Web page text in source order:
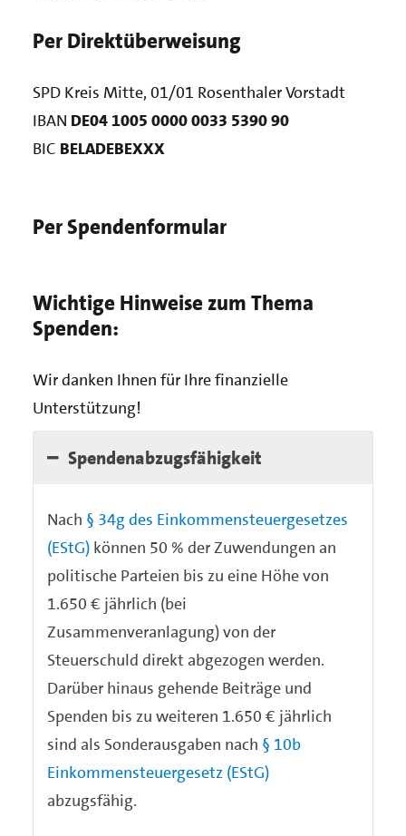
Per Direktüberweisung
SPD Kreis Mitte, 01/01 Rosenthaler Vorstadt
IBAN DE04 1005 0000 0033 5390 90
BIC BELADEBEXXX
Per Spendenformular
Wichtige Hinweise zum Thema
Spenden:
Wir danken Ihnen für Ihre finanzielle
Unterstützung!
Spendenabzugsfähigkeit
Nach § 34g des Einkommensteuergesetzes
(EStG) können 50 % der Zuwendungen an
politische Parteien bis zu eine Höhe von
1.650 € jährlich (bei
Zusammenveranlagung) von der
Steuerschuld direkt abgezogen werden.
Darüber hinaus gehende Beiträge und
Spenden bis zu weiteren 1.650 € jährlich
sind als Sonderausgaben nach § 10b
Einkommensteuergesetz (EStG)
abzugsfähig.